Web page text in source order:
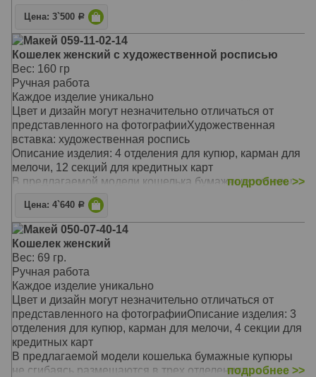
В предлагаемой модели портмоне бумажные купюры
не сгибаясь размещаются в трех отделениях
Предусмотрено отделение на молнии для мелочи,
секции для кредитных карт, а также отделения для
мелких бумаг
Портмоне застегивается на молнию
Такой незаменимый аксессуар отличается не только
своей надежностью и долговечностью
Предлагаемая модель очаровывает своей
оригинальностью, неповторимым сочетанием цветов и
фактур
Он станет замечательным подарком для стильной
женщины, выгодно подчеркнет вашу
Материал: натуральная кожа
Тип: прямой
Размер: 100*206 мм
Цена: 3`500 Р
Макей 059-11-02-14
Кошелек женский с художественной росписью
Вес: 160 гр
Ручная работа
Каждое изделие уникально
Цвет и дизайн могут незначительно отличаться от
представленного на фотографииХудожественная
вставка: художественная роспись
Описание изделия: 4 отделения для купюр, карман для
мелочи, 12 секций для кредитных карт
В предлагаемой модели кошелька бумажные купюры
не сгибаясь размещаются в четырёх отделениях
Предусмотрено отделение на молнии для мелочи,
секции для кредитных карт
Кошелек застегивается на кнопку
Такой незаменимый аксессуар отличается не только
своей надежностью и долговечностью
Предлагаемая модель очаровывает своей
оригинальностью, неповторимым сочетанием цветов и
фактур
Он станет замечательным подарком для стильной
женщины, выгодно подчеркнет вашу
индивидуальность и стиль
Материал: натуральная кожа
подробнее >>
Цена: 4`640 Р
Макей 050-07-40-14
Кошелек женский
Вес: 69 гр.
Ручная работа
Каждое изделие уникально
Цвет и дизайн могут незначительно отличаться от
представленного на фотографииОписание изделия: 3
отделения для купюр, карман для мелочи, 4 секции для
кредитных карт
В предлагаемой модели кошелька бумажные купюры
не сгибаясь размещаются в трех отделенияхподробнее >>